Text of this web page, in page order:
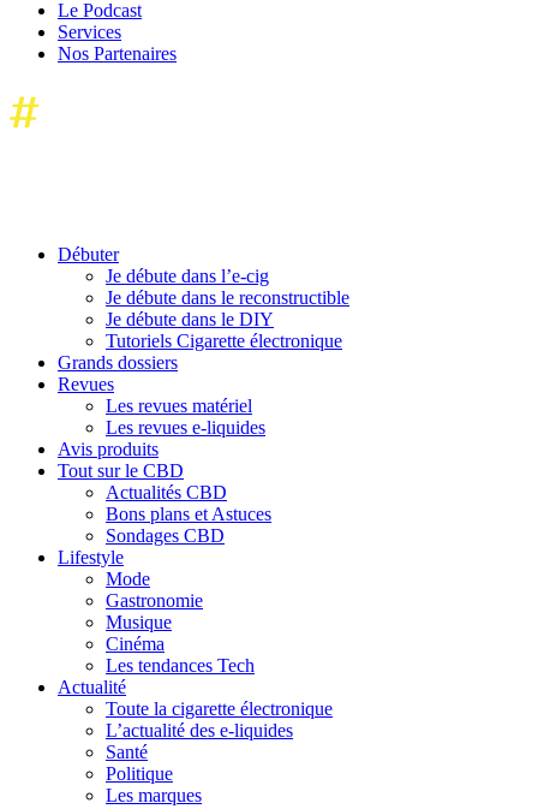
Le Podcast
Services
Nos Partenaires
Débuter
Je débute dans l’e-cig
Je débute dans le reconstructible
Je débute dans le DIY
Tutoriels Cigarette électronique
Grands dossiers
Revues
Les revues matériel
Les revues e-liquides
Avis produits
Tout sur le CBD
Actualités CBD
Bons plans et Astuces
Sondages CBD
Lifestyle
Mode
Gastronomie
Musique
Cinéma
Les tendances Tech
Actualité
Toute la cigarette électronique
L’actualité des e-liquides
Santé
Politique
Les marques